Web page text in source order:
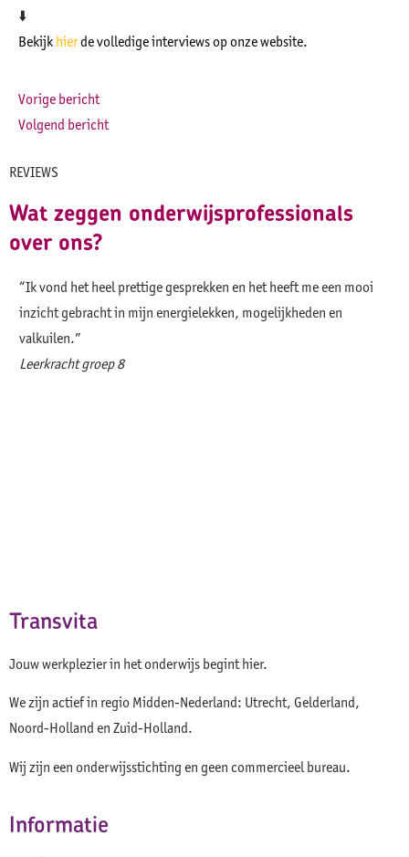
⬇️
Bekijk hierde volledige interviews op onze website.
Vorige bericht
Volgend bericht
REVIEWS
Wat zeggen onderwijsprofessionals
over ons?
“Ik vond het heel prettige gesprekken en het heeft me een mooi
inzicht gebracht in mijn energielekken, mogelijkheden en
valkuilen.”
Leerkracht groep 8
Transvita
Jouw werkplezier in het onderwijs begint hier.
We zijn actief in regio Midden-Nederland: Utrecht, Gelderland,
Noord-Holland en Zuid-Holland.
Wij zijn een onderwijsstichting en geen commercieel bureau.
Informatie